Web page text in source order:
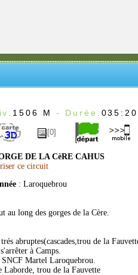
1506 M - Durée:
[0]
DE LA CèRE CAHUS
ce circuit
: Laroquebrou
au long des gorges de la Cère.
abruptes(cascades,trou de la
à Camps.
Martel Laroquebrou.
Laborde, trou de la Fauvette